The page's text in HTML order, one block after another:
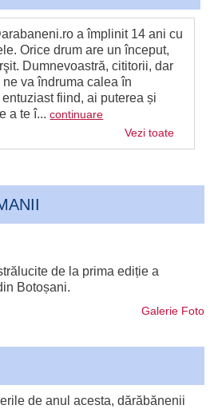
a împlinit 14 ani cu
Orice drum are un început,
Dumnevoastră, cititorii, dar
va îndruma calea în
fiind, ai puterea și
a te î...continuare
Vezi toate
de la prima ediție a
Botoșani.
Galerie Foto
de anul acesta, dărăbănenii